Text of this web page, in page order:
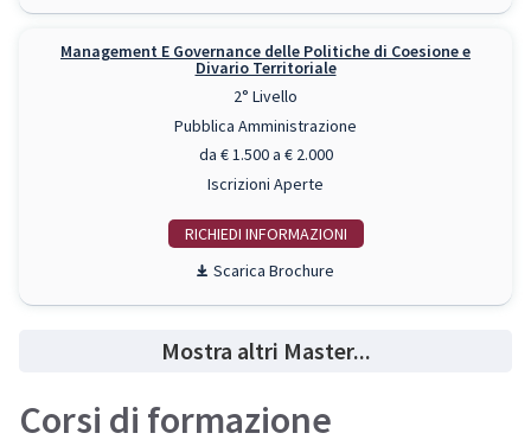
Management E Governance delle Politiche di Coesione e
Divario Territoriale
2° Livello
Pubblica Amministrazione
da € 1.500 a € 2.000
Iscrizioni Aperte
RICHIEDI INFO
Scarica Brochure
Mostra altri Master...
Corsi di formazione